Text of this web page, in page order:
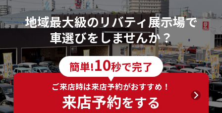
地域最大級のリバティ展示場で
車選びをしませんか？
簡単!10秒で完了
ご来店時は来店予約がおすすめ！
来店予約をする